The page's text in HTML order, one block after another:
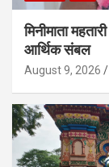
मिनीमाता
आर्थिक संबल
August 9, 2026